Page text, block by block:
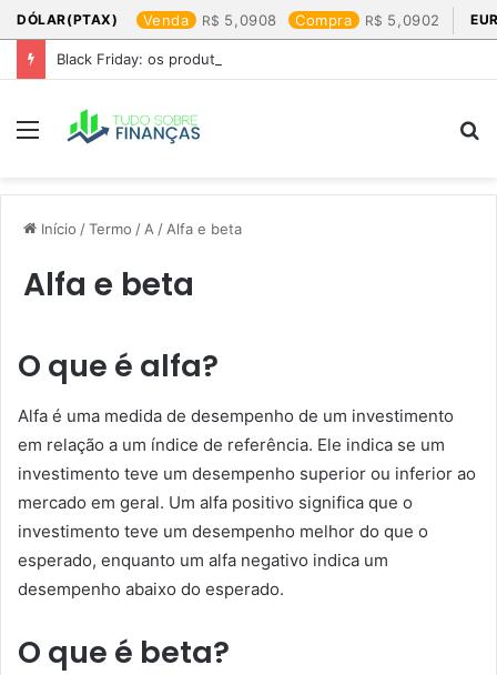
DÓLAR(PTAX) Venda 5,0908 Compra 5,0902
Black Friday: os produtos que mais valem a pena
Menu
Início /Termo / A / Alfa e beta
Alfa e beta
O que é alfa?
Alfa é uma medida de desempenho de um investimento
em relação a um índice de referência. Ele indica se um
investimento teve um desempenho superior ou inferior ao
mercado em geral. Um alfa positivo significa que o
investimento teve um desempenho melhor do que o
esperado, enquanto um alfa negativo indica um
desempenho abaixo do esperado.
O que é beta?